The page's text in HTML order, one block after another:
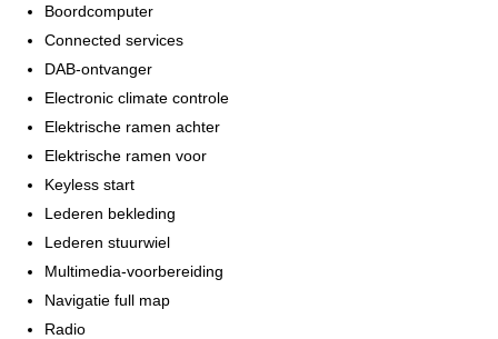
nooit uit te sluiten. Vertrouw daarom niet alleen op deze
informatie, maar controleer bij aankoop de zaken die uw
beslissing zouden kunnen beïnvloeden.
Boordcomputer
Connected services
DAB-ontvanger
Electronic climate controle
Elektrische ramen achter
Elektrische ramen voor
Keyless start
Lederen bekleding
Lederen stuurwiel
Multimedia-voorbereiding
Navigatie full map
Radio